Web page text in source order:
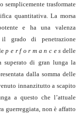
semplicemente trasformate
quantitativa. La morsa
e ha una valenza
grado di penetrazione
p e r f o r m a n c e sdelle
superato di gran lunga la
dalla somma delle
innanzitutto a scapito
a questo che l’attuale
guerreggiata, non è affatto